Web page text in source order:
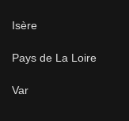
Isère
Pays de La Loire
Var